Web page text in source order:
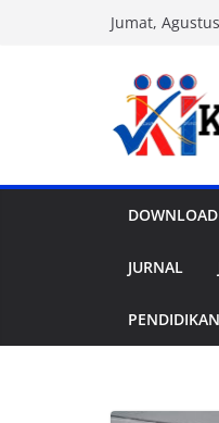
Jumat,
DOWNLOAD
JURNAL
PENDIDIKAN